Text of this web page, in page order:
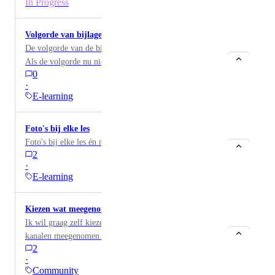
In Progress
Volgorde van bijlage aanpassen
De volgorde van de bijlage aanpassen na het uploaden.
Als de volgorde nu niet klopt kan je ze niet verslepen
naar de juiste volgorde.
0
·
E-learning
Foto's bij elke les
Foto's bij elke les én module kunnen plaatsen.
2
·
E-learning
Kiezen wat meegenomen wordt in de Digest
Ik wil graag zelf kiezen welke berichten en welke
kanalen meegenomen worden in de Digest
2
·
Community